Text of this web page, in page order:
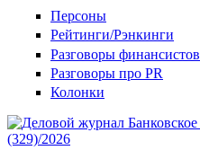
Персоны
Рейтинги/Рэнкинги
Разговоры финансистов
Разговоры про PR
Колонки